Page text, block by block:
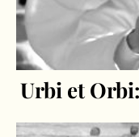
Urbi et